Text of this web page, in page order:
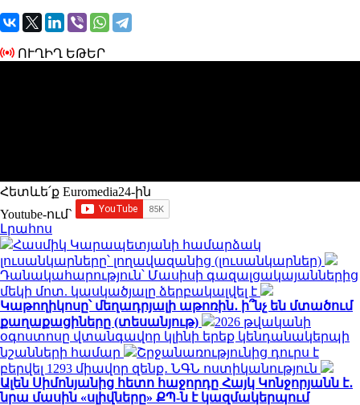
ՈՒՂԻՂ ԵԹԵՐ
Հետևե՛ք Euromedia24-ին
Youtube-ում`
Լրահոս
Հասմիկ Կարապետյանի համարձակ
լուսանկարները՝ լողավազանից (լուսանկարներ)
Դանակահարություն՝ Մասիսի գազալցակայաններից
մեկի մոտ. կասկածյալը ձերբակալվել է
Կաթողիկոսը՝ մեղադրյալի աթոռին․ ի՞նչ են մտածում
քաղաքացիները (տեսանյութ)
2026 թվականի
օգոստոսը վտանգավոր կլինի երեք կենդանակերպի
նշանների համար
Շրջանառությունից դուրս է
բերվել 1293 միավոր զենք․ ՆԳՆ ոստիկանություն
Ալեն Սիմոնյանից հետո հաջորդը Հայկ Կոնջորյանն է․
նրա մասին «սլիվները» ՔՊ-ն է կազմակերպում